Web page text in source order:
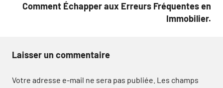
Comment Échapper aux Erreurs Fréquentes en
Immobilier.
Laisser un commentaire
Votre adresse e-mail ne sera pas publiée. Les champs